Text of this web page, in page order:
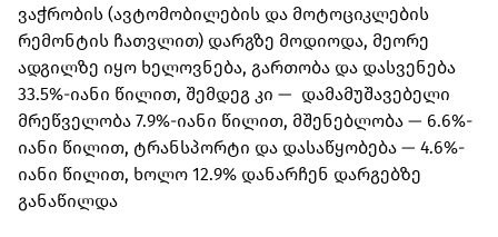
ვაჭრობის (ავტომობილების და მოტოციკლების
რემონტის ჩათვლით) დარგზე მოდიოდა, მეორე
ადგილზე იყო ხელოვნება, გართობა და დასვენება
33.5%-იანი წილით, შემდეგ კი — დამამუშავებელი
მრეწველობა 7.9%-იანი წილით, მშენებლობა — 6.6%-
იანი წილით, ტრანსპორტი და დასაწყობება — 4.6%-
იანი წილით, ხოლო 12.9% დანარჩენ დარგებზე
განაწილდა